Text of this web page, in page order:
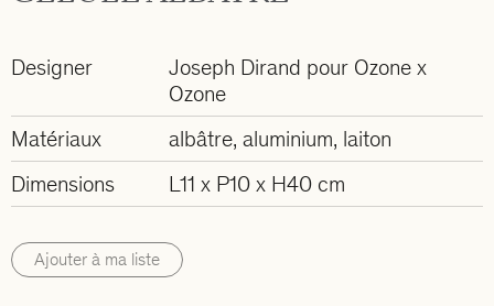
Designer Joseph Dirand pour Ozonex
Ozone
Matériaux
albâtre, aluminium, laiton
Dimensions
L11 x P10 x H40 cm
Ajouter à ma liste